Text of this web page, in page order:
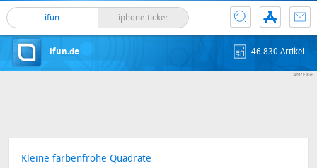
ifun iphone-ticker
ifun.de 46 830 Artikel
Kleine farbenfrohe Quadrate